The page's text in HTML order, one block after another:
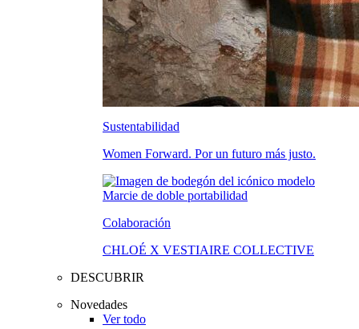
Sustentabilidad
Women Forward. Por un futuro más justo.
Colaboración
CHLOÉ X VESTIAIRE COLLECTIVE
DESCUBRIR
Novedades
Ver todo